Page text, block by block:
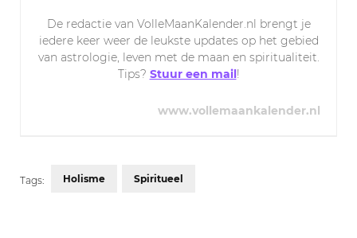
De redactie van VolleMaanKalender.nl brengt je
iedere keer weer de leukste updates op het gebied
van astrologie, leven met de maan en spiritualiteit.
Tips? Stuur een mail !
www.vollemaankalender.nl
Tags: Holisme Spiritueel